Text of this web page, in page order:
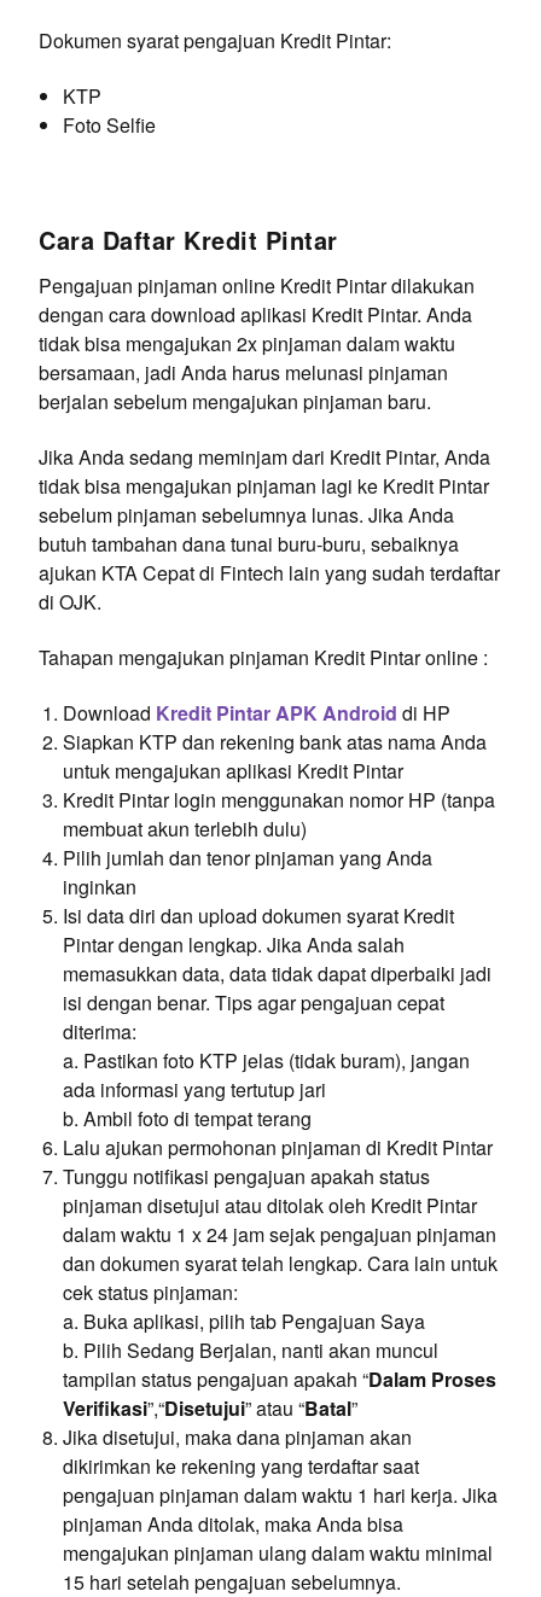
Dokumen syarat pengajuan Kredit Pintar:
KTP
Foto Selfie
Cara Daftar Kredit Pintar
Pengajuan pinjaman online Kredit Pintar dilakukan
dengan cara download aplikasi Kredit Pintar. Anda
tidak bisa mengajukan 2x pinjaman dalam waktu
bersamaan, jadi Anda harus melunasi pinjaman
berjalan sebelum mengajukan pinjaman baru.
Jika Anda sedang meminjam dari Kredit Pintar, Anda
tidak bisa mengajukan pinjaman lagi ke Kredit Pintar
sebelum pinjaman sebelumnya lunas. Jika Anda
butuh tambahan dana tunai buru-buru, sebaiknya
ajukan KTA Cepat di Fintech lain yang sudah terdaftar
di OJK.
Tahapan mengajukan pinjaman Kredit Pintar online :
Download Kredit Pintar APK Android di HP
Siapkan KTP dan rekening bank atas nama Anda
untuk mengajukan aplikasi Kredit Pintar
Kredit Pintar login menggunakan nomor HP (tanpa
membuat akun terlebih dulu)
Pilih jumlah dan tenor pinjaman yang Anda
inginkan
Isi data diri dan upload dokumen syarat Kredit
Pintar dengan lengkap. Jika Anda salah
memasukkan data, data tidak dapat diperbaiki jadi
isi dengan benar. Tips agar pengajuan cepat
diterima:
a. Pastikan foto KTP jelas (tidak buram), jangan
ada informasi yang tertutup jari
b. Ambil foto di tempat terang
Lalu ajukan permohonan pinjaman di Kredit Pintar
Tunggu notifikasi pengajuan apakah status
pinjaman disetujui atau ditolak oleh Kredit Pintar
dalam waktu 1 x 24 jam sejak pengajuan pinjaman
dan dokumen syarat telah lengkap. Cara lain untuk
cek status pinjaman:
a. Buka aplikasi, pilih tab Pengajuan Saya
b. Pilih Sedang Berjalan, nanti akan muncul
tampilan status pengajuan apakah “Dalam Proses
Verifikasi”,“Disetujui” atau “Batal”
Jika disetujui, maka dana pinjaman akan
dikirimkan ke rekening yang terdaftar saat
pengajuan pinjaman dalam waktu 1 hari kerja. Jika
pinjaman Anda ditolak, maka Anda bisa
mengajukan pinjaman ulang dalam waktu minimal
15 hari setelah pengajuan sebelumnya.